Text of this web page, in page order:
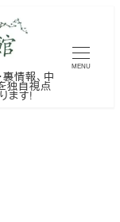
情報、中
独自視点
ます!
MENU